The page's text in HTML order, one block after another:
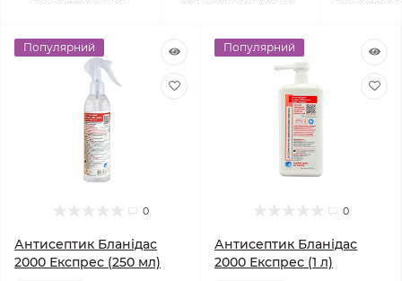
Популярний
0
Антисептик Бланідас
2000 Експрес (250 мл)
Популярний
0
Антисептик Бланідас
2000 Експрес (1 л)